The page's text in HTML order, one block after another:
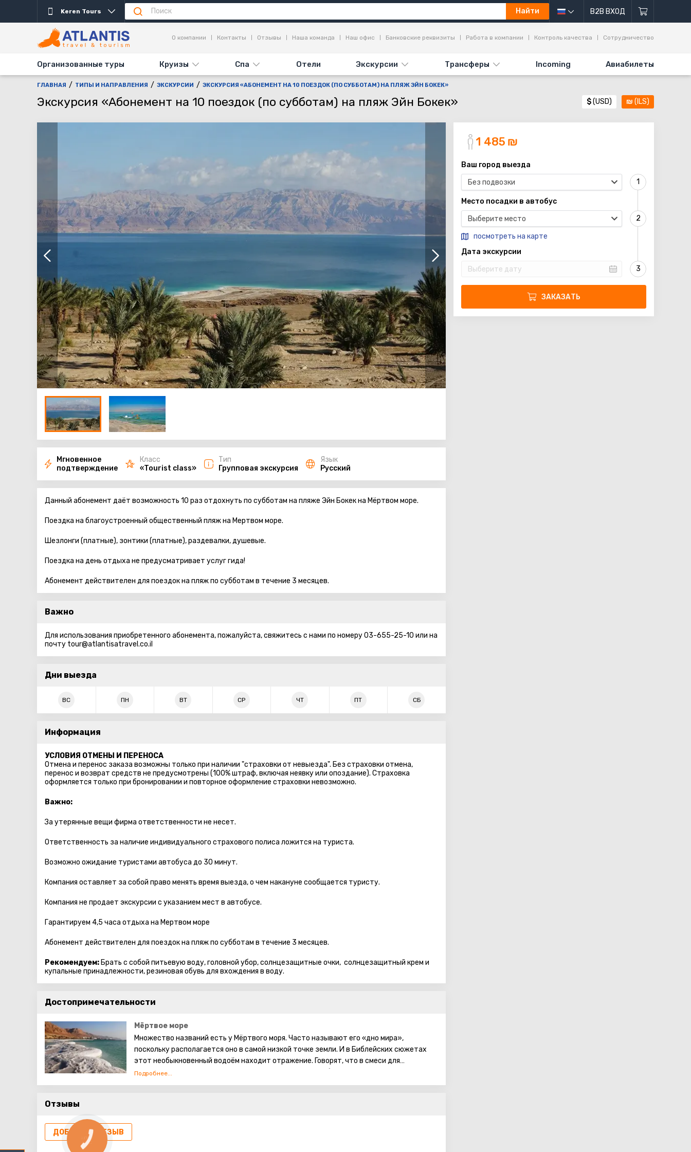
Keren Tours Найти B2B ВХОД
Организованные туры Круизы Спа Отели Экскурсии Трансферы Incoming Авиабилеты
О компании Контакты Отзывы Наша команда Наш офис Банковские реквизиты Работа в компании Контроль качества Сотрудничество
ГЛАВНАЯ ТИПЫ И НАПРАВЛЕНИЯ ЭКСКУРСИИ ЭКСКУРСИЯ «АБОНЕМЕНТ НА 10 ПОЕЗДОК (ПО СУББОТАМ) НА ПЛЯЖ ЭЙН БОКЕК»
Экскурсия «Абонемент на 10 поездок (по субботам) на пляж Эйн Бокек» $(USD) ₪ (ILS)
Мгновенное
подтверждение
Класс
«Tourist class»
Тип
Групповая экскурсия
Язык
Русский
Данный абонемент даёт возможность 10 раз отдохнуть по субботам на пляже Эйн Бокек на Мёртвом море.
Поездка на благоустроенный общественный пляж на Мертвом море.
Шезлонги (платные), зонтики (платные), раздевалки, душевые.
Поездка на день отдыха не предусматривает услуг гида!
Абонемент действителен для поездок на пляж по субботам в течение 3 месяцев.
Важно
Для использования приобретенного абонемента, пожалуйста, свяжитесь с нами по номеру 03-655-25-10 или на
почту tour@atlantisatravel.co.il
Дни выезда
ВС ПН ВТ СР ЧТ ПТ СБ
Информация
УСЛОВИЯ ОТМЕНЫ И ПЕРЕНОСА
Отмена и перенос заказа возможны только при наличии "страховки от невыезда". Без страховки отмена,
перенос и возврат средств не предусмотрены (100% штраф, включая неявку или опоздание). Страховка
оформляется только при бронировании и повторное оформление страховки невозможно.
Важно:
За утерянные вещи фирма ответственности не несет.
Ответственность за наличие индивидуального страхового полиса ложится на туриста.
Возможно ожидание туристами автобуса до 30 минут.
Компания оставляет за собой право менять время выезда, о чем накануне сообщается туристу.
Компания не продает экскурсии с указанием мест в автобуcе.
Гарантируем 4,5 часа отдыха на Мертвом море
Абонемент действителен для поездок на пляж по субботам в течение 3 месяцев.
Рекомендуем: Брать с собой питьевую воду, головной убор, солнцезащитные очки, солнцезащитный крем и
купальные принадлежности, резиновая обувь для вхождения в воду.
Достопримечательности
Мёртвое море
Множество названий есть у Мёртвого моря. Часто называют его «дно мира»,
поскольку располагается оно в самой низкой точке земли. И в Библейских сюжетах
этот необыкновенный водоём находит отражение. Говорят, что в смеси для
скрепления кирпичей при строительстве Вавилонской башни использовался состав,
приготовленный на основе компонентов, содержащихся в Мёртвом море.
Отзывы
ДОБАВИТЬ ОТЗЫВ
Описание Важно Дни выезда Информация Достопримечательности Отзывы
1 485 ₪
Ваш город выезда
Без подвозки
Место посадки в автобус
Выберите место
посмотреть на карте
Дата экскурсии
ЗАКАЗАТЬ
КНОПКА
СВЯЗИ